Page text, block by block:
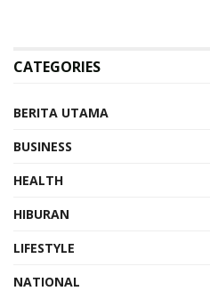
CATEGORIES
BERITA UTAMA
BUSINESS
HEALTH
HIBURAN
LIFESTYLE
NATIONAL